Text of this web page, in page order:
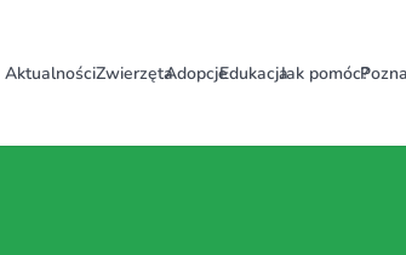
AktualnościZwierzętaAdopcjeEdukacjaJak pomóc?